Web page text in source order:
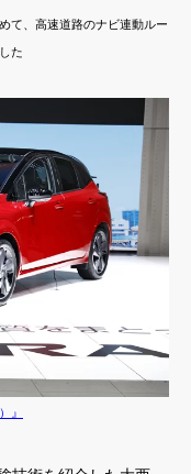
て、高速道路のナビ連動ルー
た
』